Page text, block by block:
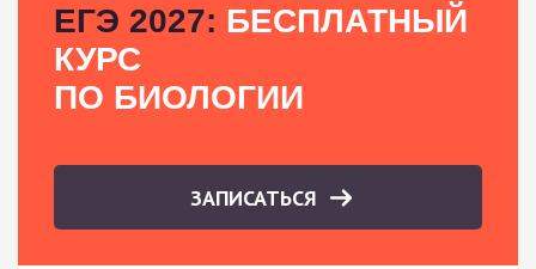
ЕГЭ 2027: БЕСПЛАТНЫЙ
КУРС
ПО БИОЛОГИИ
ЗАПИСАТЬСЯ